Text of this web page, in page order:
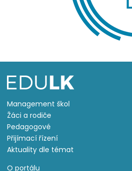
Management škol
Žáci a rodiče
Pedagogové
Přijímací řízení
Aktuality dle témat
O portálu